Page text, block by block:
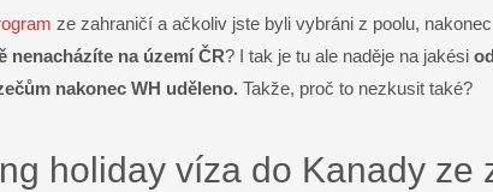
ze zahraničí a ačkoliv jste byli vybráni z poolu,
nenacházíte na území ČR? I tak je tu ale naděje na jakési
nakonec WH uděleno. Takže, proč to nezkusit také?
holiday víza do Kanady ze